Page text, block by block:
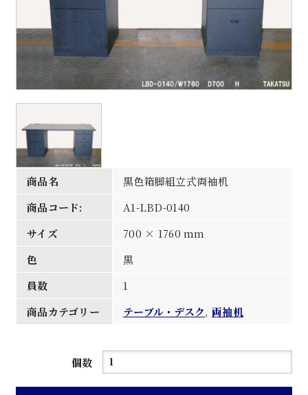
商品名
黒色箱脚組立式両袖机
商品コード:
A1-LBD-0140
サイズ
700 × 1760 mm
色
黒
員数
1
商品カテゴリー
テーブル・デスク, 両袖机
個数
黒